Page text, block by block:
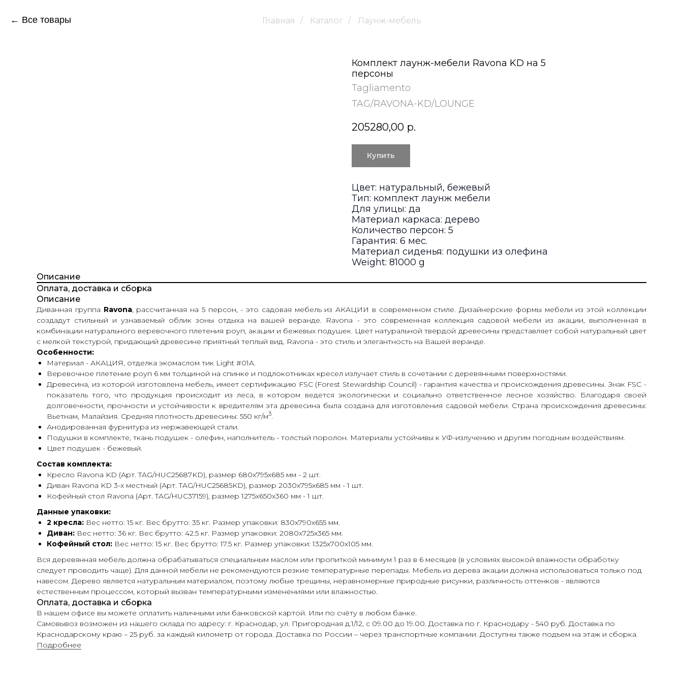
← Все товары Главная / Каталог / Лаунж-мебель
Комплект лаунж-мебели Ravona KD на 5
персоны
Tagliamento
TAG/RAVONA-KD/LOUNGE
205280,00 р.
Купить
Цвет: натуральный, бежевый
Тип: комплект лаунж мебели
Для улицы: да
Материал каркаса: дерево
Количество персон: 5
Гарантия: 6 мес.
Материал сиденья: подушки из олефина
Weight: 81000 g
Описание
Оплата, доставка и сборка
Описание
Диванная группа Ravona, рассчитанная на 5 персон, - это садовая мебель из АКАЦИИ в современном стиле. Дизайнерские формы мебели из этой коллекции
создадут стильный и узнаваемый облик зоны отдыха на вашей веранде. Ravona - это современная коллекция садовой мебели из акации, выполненная в
комбинации натурального веревочного плетения роуп, акации и бежевых подушек. Цвет натуральной твердой древесины представляет собой натуральный цвет
с мелкой текстурой, придающий древесине приятный теплый вид. Ravona - это стиль и элегантность на Вашей веранде.
Особенности:
Материал - АКАЦИЯ, отделка экомаслом тик Light #01A.
Веревочное плетение роуп 6 мм толщиной на спинке и подлокотниках кресел излучает стиль в сочетании с деревянными поверхностями.
Древесина, из которой изготовлена мебель, имеет сертификацию FSC (Forest Stewardship Council) - гарантия качества и происхождения древесины. Знак FSC -
показатель того, что продукция происходит из леса, в котором ведется экологически и социально ответственное лесное хозяйство. Благодаря своей
долговечности, прочности и устойчивости к вредителям эта древесина была создана для изготовления садовой мебели. Страна происхождения древесины:
Вьетнам, Малайзия. Средняя плотность древесины: 550 кг/м3.
Анодированная фурнитура из нержавеющей стали.
Подушки в комплекте, ткань подушек - олефин, наполнитель - толстый поролон. Материалы устойчивы к УФ-излучению и другим погодным воздействиям.
Цвет подушек - бежевый.
Состав комплекта:
Кресло Ravona KD (Арт. TAG/HUC25687KD), размер 680х795х685 мм - 2 шт.
Диван Ravona KD 3-х местный (Арт. TAG/HUC25685KD), размер 2030х795х685 мм - 1 шт.
Кофейный стол Ravona (Арт. TAG/HUC37159), размер 1275х650х360 мм - 1 шт.
Данные упаковки:
2 кресла: Вес нетто: 15 кг. Вес брутто: 35 кг. Размер упаковки: 830х790х655 мм.
Диван: Вес нетто: 36 кг. Вес брутто: 42.5 кг. Размер упаковки: 2080х725х365 мм.
Кофейный стол: Вес нетто: 15 кг. Вес брутто: 17.5 кг. Размер упаковки: 1325х700х105 мм.
Вся деревянная мебель должна обрабатываться специальным маслом или пропиткой минимум 1 раз в 6 месяцев (в условиях высокой влажности обработку
следует проводить чаще). Для данной мебели не рекомендуются резкие температурные перепады. Мебель из дерева акации должна использоваться только под
навесом. Дерево является натуральным материалом, поэтому любые трещины, неравномерные природные рисунки, различность оттенков - являются
естественным процессом, который вызван температурными изменениями или влажностью.
Оплата, доставка и сборка
В нашем офисе вы можете оплатить наличными или банковской картой. Или по счёту в любом банке.
Самовывоз возможен из нашего склада по адресу: г. Краснодар, ул. Пригородная д.1/12, с 09.00 до 19.00. Доставка по г. Краснодару - 540 руб. Доставка по
Краснодарскому краю – 25 руб. за каждый километр от города. Доставка по России – через транспортные компании. Доступны также подъем на этаж и сборка.
Подробнее